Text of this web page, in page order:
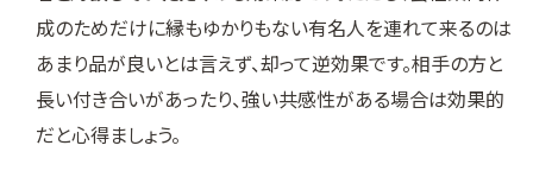
成のためだけに縁もゆかりもない有名人を連れて来るのは
あまり品が良いとは言えず、却って逆効果です。相手の方と
長い付き合いがあったり、強い共感性がある場合は効果的
だと心得ましょう。